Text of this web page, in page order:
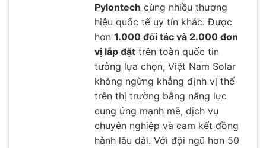
Pylontech cùng nhiều thương
hiệu quốc tế uy tín khác. Được
hơn 1.000 đối tác và 2.000 đơn
vị lắp đặt trên toàn quốc tin
tưởng lựa chọn, Việt Nam Solar
không ngừng khẳng định vị thế
trên thị trường bằng năng lực
cung ứng mạnh mẽ, dịch vụ
chuyên nghiệp và cam kết đồng
hành lâu dài. Với đội ngũ hơn 50